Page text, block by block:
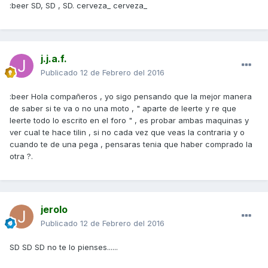
:beer SD, SD , SD. cerveza_ cerveza_
j.j.a.f.
Publicado 12 de Febrero del 2016
:beer Hola compañeros , yo sigo pensando que la mejor manera
de saber si te va o no una moto , " aparte de leerte y re que
leerte todo lo escrito en el foro " , es probar ambas maquinas y
ver cual te hace tilin , si no cada vez que veas la contraria y o
cuando te de una pega , pensaras tenia que haber comprado la
otra ?.
jerolo
Publicado 12 de Febrero del 2016
SD SD SD no te lo pienses......